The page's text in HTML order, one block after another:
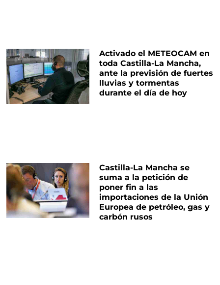
Activado el METEOCAM en
toda Castilla-La Mancha,
ante la previsión de fuertes
lluvias y tormentas
durante el día de hoy
Castilla-La Mancha se
suma a la petición de
poner fin a las
importaciones de la Unión
Europea de petróleo, gas y
carbón rusos